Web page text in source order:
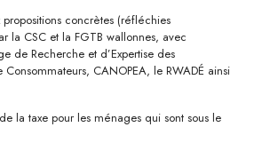
concrètes (réfléchies
la CSC et la FGTB wallonnes, avec
de Recherche et d’Expertise des
Consommateurs, CANOPEA, le RWADÉ ainsi
la taxe pour les ménages qui sont sous le